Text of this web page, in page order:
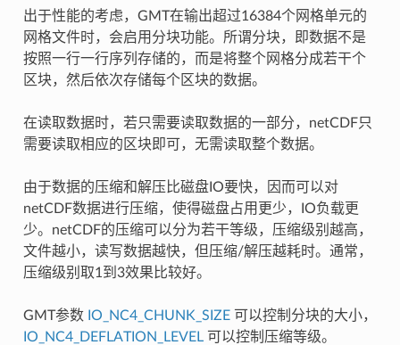
出于性能的考虑，GMT在输出超过16384个网格单元的
网格文件时，会启用分块功能。所谓分块，即数据不是
按照一行一行序列存储的，而是将整个网格分成若干个
区块，然后依次存储每个区块的数据。
在读取数据时，若只需要读取数据的一部分，netCDF只
需要读取相应的区块即可，无需读取整个数据。
由于数据的压缩和解压比磁盘IO要快，因而可以对
netCDF数据进行压缩，使得磁盘占用更少，IO负载更
少。netCDF的压缩可以分为若干等级，压缩级别越高，
文件越小，读写数据越快，但压缩/解压越耗时。通常，
压缩级别取1到3效果比较好。
GMT参数 IO_NC4_CHUNK_SIZE可以控制分块的大小，
IO_NC4_DEFLATION_LEVEL可以控制压缩等级。